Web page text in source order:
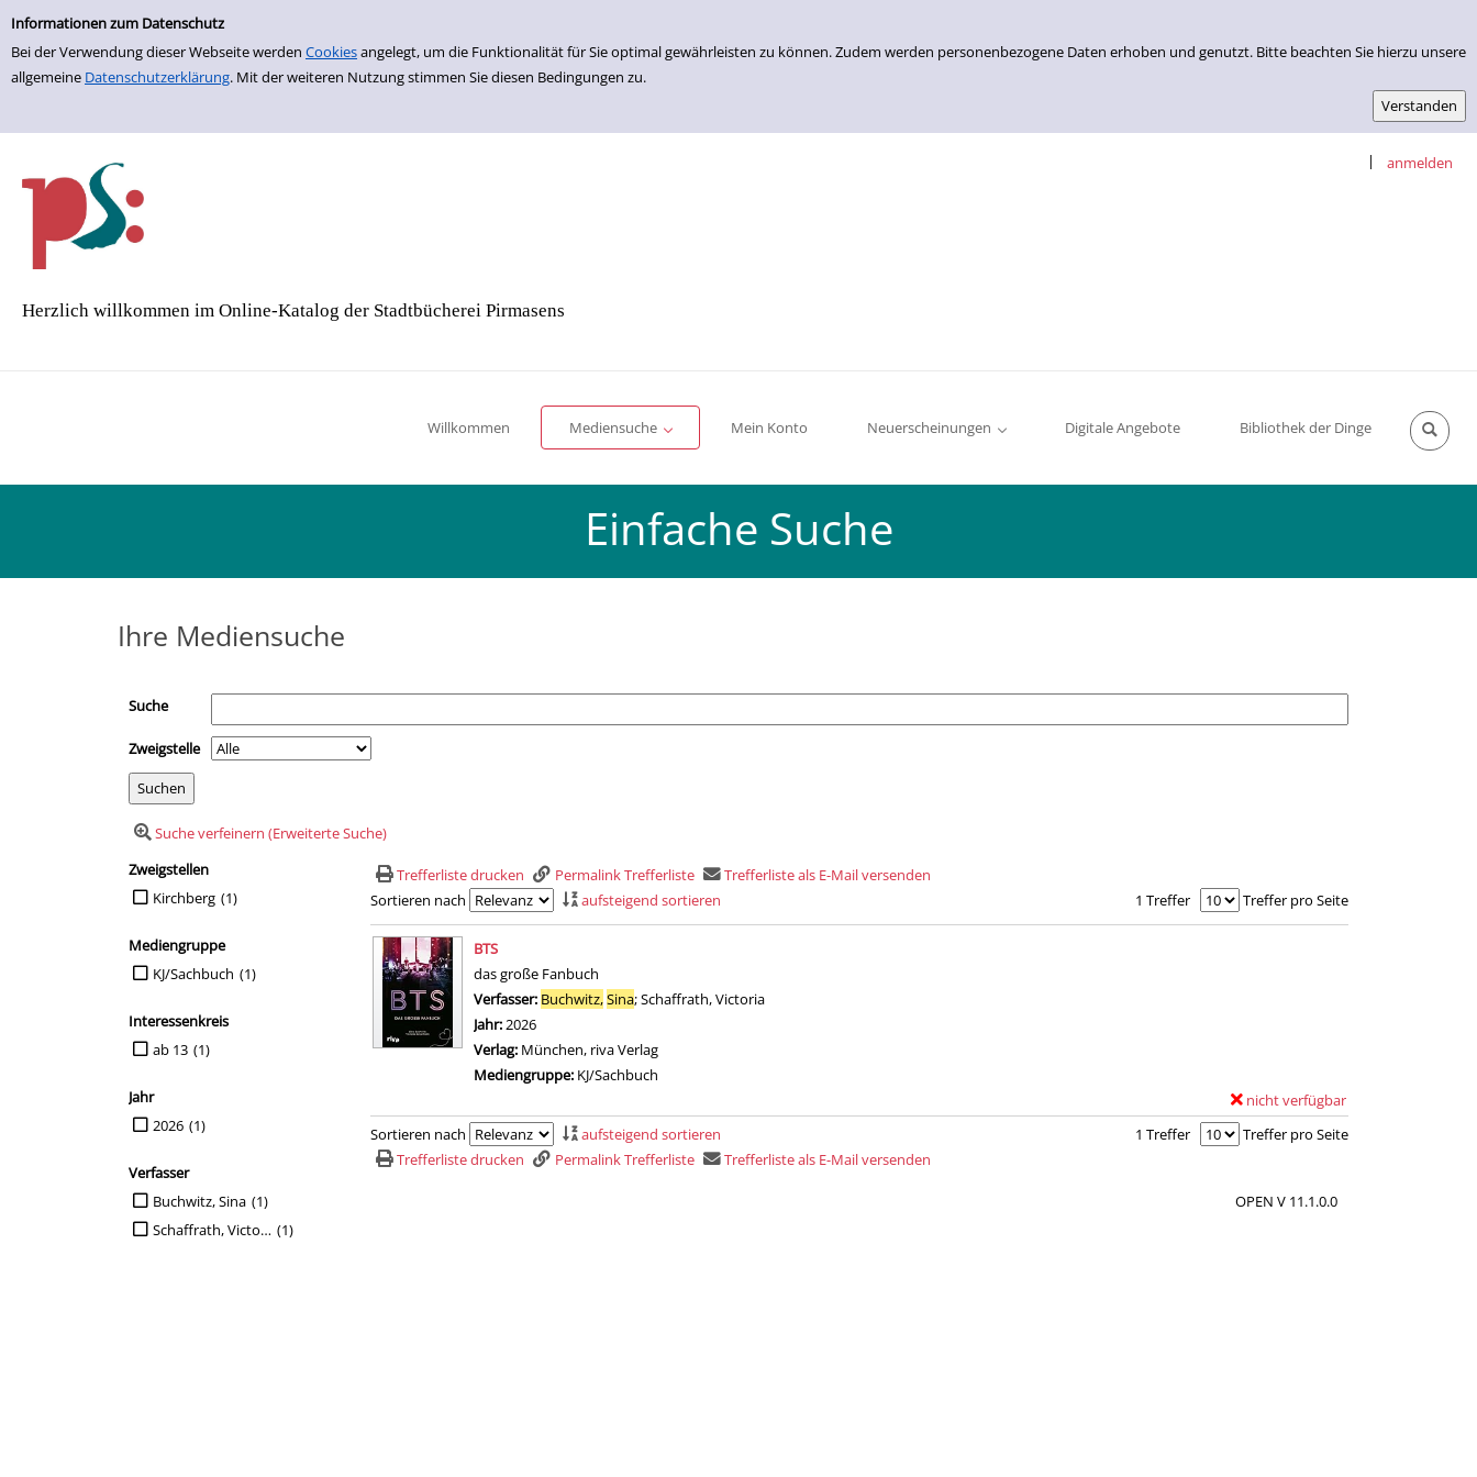
Einfache Suche
Informationen zum Datenschutz
Bei der Verwendung dieser Webseite werden Cookiesangelegt, um die Funktionalität für Sie optimal gewährleisten zu können. Zudem werden personenbezogene Daten erhoben und genutzt. Bitte beachten Sie hierzu unsere
allgemeine Datenschutzerklärung. Mit der weiteren Nutzung stimmen Sie diesen Bedingungen zu.
Zur Trefferliste springen
Herzlich willkommen im Online-Katalog der Stadtbücherei Pirmasens
| anmelden
Willkommen
Mediensuche
Mein Konto
Neuerscheinungen
Digitale Angebote Bibliothek der Dinge
Einfache Suche
Ihre Mediensuche
Suche
Zweigstelle
Suche verfeinern (Erweiterte Suche)
Suchfilter
Zweigstellen
Suche auf Zweigstellen einschränken
(1)
Kirchberg
Mediengruppe
Suche auf Mediengruppe einschränken
(1)
KJ/Sachbuch
Interessenkreis
Suche auf Interessenkreis einschränken
(1)
ab 13
Jahr
Suche auf Jahr einschränken
(1)
2026
Verfasser
Suche auf Verfasser einschränken
(1)
Buchwitz, Sina
(1)
Schaffrath, Victoria
Trefferliste drucken Permalink Trefferliste
Trefferliste als E-Mail versenden
Sortieren nach
aufsteigend sortieren 1 Treffer Treffer pro Seite
Suchergebnis
BTS
das große Fanbuch
Verfasser: Buchwitz,Sina;Schaffrath, Victoria
Jahr:2026
Verlag: München, riva Verlag
Mediengruppe: KJ/Sachbuch
nicht verfügbar
Zum Download von externem
Sortieren nach aufsteigend sortieren 1 Treffer
Treffer pro Seite
Trefferliste drucken
Permalink Trefferliste Trefferliste als E-Mail versenden
OPEN V 11.1.0.0